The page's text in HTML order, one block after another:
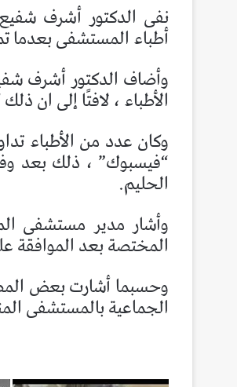
نفى الدكتور أشرف
أطباء المستشفى بعدما
وأضاف الدكتور أشرف
الأطباء ، لافتًا إلى ان
وكان عدد من الأطباء
“فيسبوك” ، ذلك بعد
الحليم.
وأشار مدير مستشفى
المختصة بعد الموافقة
وحسبما أشارت بعض
الجماعية بالمستشفى